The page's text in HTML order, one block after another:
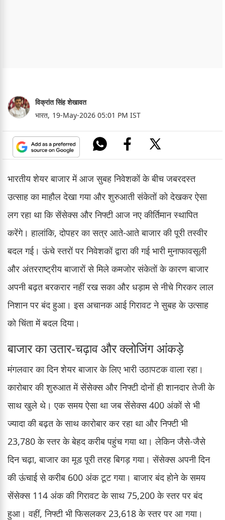
विक्रांत सिंह शेखावत
भारत, 19-May-2026 05:01 PM IST
भारतीय शेयर बाजार में आज सुबह निवेशकों के बीच जबरदस्त
उत्साह का माहौल देखा गया और शुरुआती संकेतों को देखकर ऐसा
लग रहा था कि सेंसेक्स और निफ्टी आज नए कीर्तिमान स्थापित
करेंगे। हालांकि, दोपहर का सत्र आते-आते बाजार की पूरी तस्वीर
बदल गई। ऊंचे स्तरों पर निवेशकों द्वारा की गई भारी मुनाफावसूली
और अंतरराष्ट्रीय बाजारों से मिले कमजोर संकेतों के कारण बाजार
अपनी बढ़त बरकरार नहीं रख सका और धड़ाम से नीचे गिरकर लाल
निशान पर बंद हुआ। इस अचानक आई गिरावट ने सुबह के उत्साह
को चिंता में बदल दिया।
बाजार का उतार-चढ़ाव और क्लोजिंग आंकड़े
मंगलवार का दिन शेयर बाजार के लिए भारी उठापटक वाला रहा।
कारोबार की शुरुआत में सेंसेक्स और निफ्टी दोनों ही शानदार तेजी के
साथ खुले थे। एक समय ऐसा था जब सेंसेक्स 400 अंकों से भी
ज्यादा की बढ़त के साथ कारोबार कर रहा था और निफ्टी भी
23,780 के स्तर के बेहद करीब पहुंच गया था। लेकिन जैसे-जैसे
दिन चढ़ा, बाजार का मूड पूरी तरह बिगड़ गया। सेंसेक्स अपनी दिन
की ऊंचाई से करीब 600 अंक टूट गया। बाजार बंद होने के समय
सेंसेक्स 114 अंक की गिरावट के साथ 75,200 के स्तर पर बंद
हुआ। वहीं, निफ्टी भी फिसलकर 23,618 के स्तर पर आ गया।